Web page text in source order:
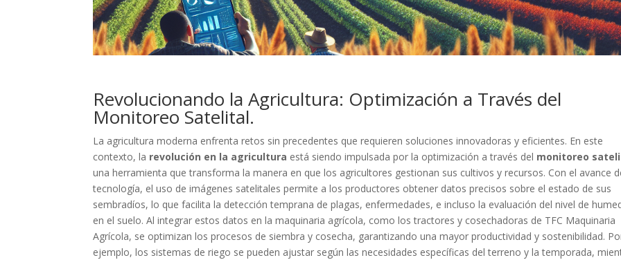
Revolucionando la Agricultura: Optimización a Través del
Monitoreo Satelital.
La agricultura moderna enfrenta retos sin precedentes que requieren soluciones innovadoras y eficientes. En este
contexto, la revolución en la agricultura está siendo impulsada por la optimización a través del monitoreo
una herramienta que transforma la manera en que los agricultores gestionan sus cultivos y recursos. Con el avance
tecnología, el uso de imágenes satelitales permite a los productores obtener datos precisos sobre el estado de sus
sembradíos, lo que facilita la detección temprana de plagas, enfermedades, e incluso la evaluación del nivel de
en el suelo. Al integrar estos datos en la maquinaria agrícola, como los tractores y cosechadoras de TFC Maquinaria
Agrícola, se optimizan los procesos de siembra y cosecha, garantizando una mayor productividad y sostenibilidad.
ejemplo, los sistemas de riego se pueden ajustar según las necesidades específicas del terreno y la temporada,